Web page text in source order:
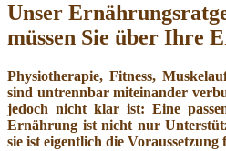
Unser
müssen Sie über Ihre
Physiotherapie, Fitness,
sind untrennbar miteinander
jedoch nicht klar ist: Eine
Ernährung ist nicht nur
sie ist eigentlich die